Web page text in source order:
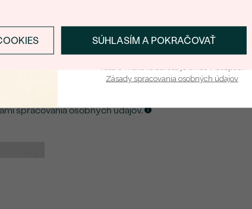
SÚHLASÍM A POKRAČOVAŤ
UPOZORNENIE NA TENTO
spracovania osobných údajov.
Prihlásiť sa a získať zľavu
Zásady spracovania osobných údajov